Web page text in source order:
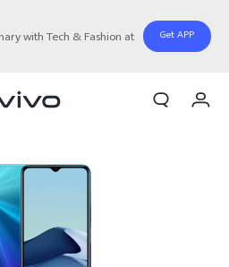
with Tech & Fashion at
Get APP